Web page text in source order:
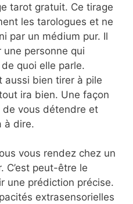
tarot gratuit. Ce tirage
les tarologues et ne
par un médium pur. Il
personne qui
quoi elle parle.
aussi bien tirer à pile
ira bien. Une façon
de vous détendre et
à dire.
vous rendez chez un
C’est peut-être le
une prédiction précise.
extrasensorielles